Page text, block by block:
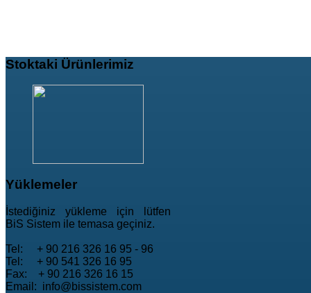
Stoktaki Ürünlerimiz
Yüklemeler
İstediğiniz yükleme için lütfen
BiS Sistem ile temasa geçiniz.
Tel: + 90 216 326 16 95 - 96
Tel: + 90 541 326 16 95
Fax: + 90 216 326 16 15
Email: info@bissistem.com